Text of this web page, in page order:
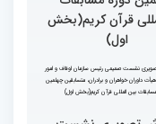
نوجوانان
عمل به قرآن را
امور خود قرار دهند